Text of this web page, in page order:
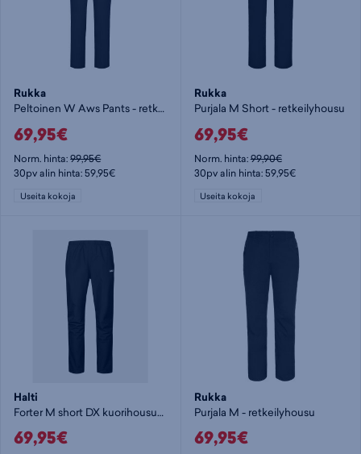
Rukka
Peltoinen W Aws Pants - retkeilyhousu
69,95€
Norm. hinta:99,95€
30pv alin hinta: 59,95€
Useita kokoja
Rukka
Purjala M Short - retkeilyhousu
69,95€
Norm. hinta:99,90€
30pv alin hinta: 59,95€
Useita kokoja
Halti
Forter M short DX kuorihousut - retkeilyhousu
69,95€
Rukka
Purjala M - retkeilyhousu
69,95€